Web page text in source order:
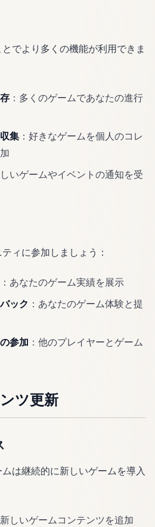
でより多くの機能が利用できま
：多くのゲームであなたの進行
集 ：好きなゲームを個人のコレ
いゲームやイベントの通知を受
ィに参加しましょう：
：あなたのゲーム実績を展示
ック ：あなたのゲーム体験と提
参加 ：他のプレイヤーとゲーム
ツ更新
は継続的に新しいゲームを導入
しいゲームコンテンツを追加